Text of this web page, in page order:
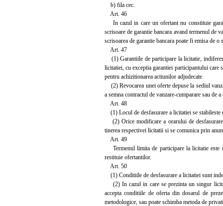
b) fila cec.
Art. 46
In cazul in care un ofertant nu constituie
scrisoare de garantie bancara avand termenul de
scrisoarea de garantie bancara poate fi emisa de o
Art. 47
(1) Garantiile de participare la licitatie,
licitatiei, cu exceptia garantiei participantului care
pentru achizitionarea actiunilor adjudecate.
(2) Revocarea unei oferte depuse la sediul
a semna contractul de vanzare-cumparare sau de
Art. 48
(1) Locul de desfasurare a licitatiei se stabileste
(2) Orice modificare a orarului de
tinerea respectivei licitatii si se comunica prin
Art. 49
Termenul limita de participare la licitatie este
restituie ofertantilor.
Art. 50
(1) Conditiile de desfasurare a licitatiei sunt
(2) In cazul in care se prezinta un singur
accepta conditiile de oferta din dosarul de
metodologice, sau poate schimba metoda de